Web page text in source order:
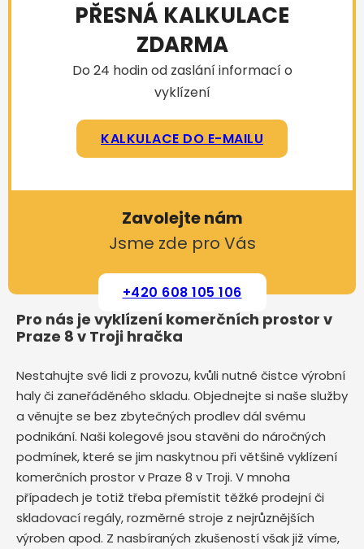
PŘESNÁ KALKULACE
ZDARMA
Do 24 hodin od zaslání informací o
vyklízení
KALKULACE DO E-MAILU
Zavolejte nám
Jsme zde pro Vás
+420 608 105 106
Pro nás je vyklízení komerčních prostor v
Praze 8 v Troji hračka
Nestahujte své lidi z provozu, kvůli nutné čistce výrobní
haly či zaneřáděného skladu. Objednejte si naše služby
a věnujte se bez zbytečných prodlev dál svému
podnikání. Naši kolegové jsou stavěni do náročných
podmínek, které se jim naskytnou při většině vyklízení
komerčních prostor v Praze 8 v Troji. V mnoha
případech je totiž třeba přemístit těžké prodejní či
skladovací regály, rozměrné stroje z nejrůznějších
výroben apod. Z nasbíraných zkušeností však již víme,